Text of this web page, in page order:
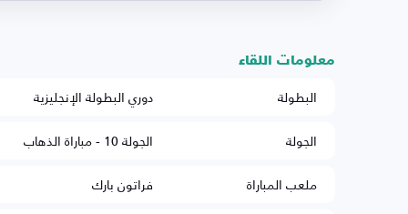
معلومات اللقاء
البطولة
دوري البطولة الإنجليزية
الجولة
الجولة 10 - مباراة الذهاب
ملعب المباراة
فراتون بارك